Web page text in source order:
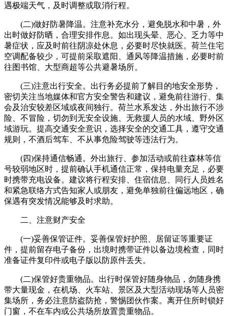
遇极端天气，及时调整或取消行程。
(二)做好防暑降温。注意补充水分，避免脱水和中暑，外
出时做好防晒，合理安排作息。如出现头晕、恶心、乏力等中
暑症状，应及时前往阴凉处休息，必要时尽快就医。荷兰住宅
空调配备较少，可提前采取遮阳、通风等降温措施，必要时前
往图书馆、大型商超等公共避暑场所。
(三)注意出行安全。出行务必提前了解目的地安全形势，
密切关注当地媒体和官方安全警告和建议，避免前往游行、集
会及治安较差区域或夜间独行。荷兰水系发达，外出旅行不涉
险、不冒险，切勿到无安全设施、无救援人员的水域、野外区
域游玩。提高交通安全意识，选择安全的交通工具，遵守交通
规则，不酒后驾车、不从事危险驾驶等违法行为。
(四)保持通信畅通。外出旅行、参加活动或前往森林等信
号较弱地区时，提前确认手机通信正常，保持电量充足，必要
时携带充电设备。建议将行程安排、住宿信息、同行人员姓名
和紧急联络方式告知家人或朋友，避免单独前往偏远地区，确
保遇有突发情况能够及时求助。
二、注意财产安全
(一)妥善保管证件。妥善保管好护照、居留证等重要证
件，提前留存电子备份，出境时携带证件以备边境检查，同时
准备证件复印件或电子版以防原件丢失。
(二)保管好贵重物品。出行时保管好随身物品，勿随身携
带大量现金，在机场、火车站、景区及大型活动现场等人员密
集场所，务必注意防盗防抢，警惕团伙作案。离开住所时锁好
门窗，不在车内或公共场所放置贵重物品。